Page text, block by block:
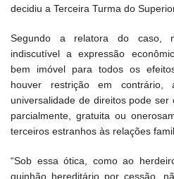
decidiu a Terceira Turma do
Segundo a relatora do caso,
indiscutível a expressão
bem imóvel para todos os
houver restrição em contrário,
universalidade de direitos pode
parcialmente, gratuita ou
terceiros estranhos às relações
“Sob essa ótica, como ao
quinhão hereditário por cessão,